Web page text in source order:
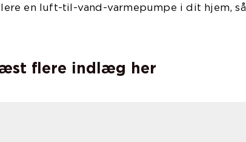
en luft-til-vand-varmepumpe i dit hjem, så
flere indlæg her